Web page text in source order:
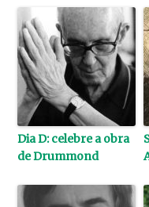
Dia D: celebre a obra
de Drummond